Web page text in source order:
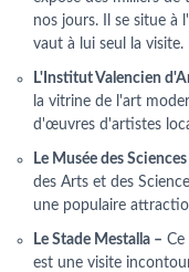
nos jours. Il se situe à
vaut à lui seul la visite.
L'Institut Valencien
la vitrine de l'art
d'œuvres d'artistes
Le Musée des
des Arts et des
une populaire
Le Stade Mestalla – Ce
est une visite